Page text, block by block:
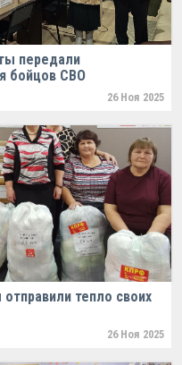
передали
бойцов СВО
26 Ноя 2025
тепло своих
26 Ноя 2025